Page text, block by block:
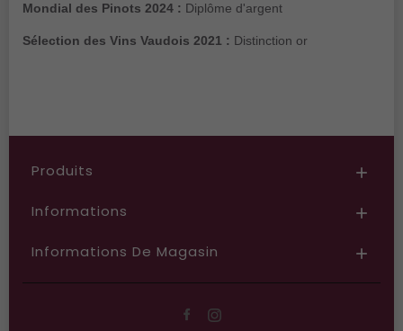
Mondial des Pinots 2024 : Diplôme d'argent
Sélection des Vins Vaudois 2021 : Distinction or
Produits 
Informations 
Informations De Magasin 